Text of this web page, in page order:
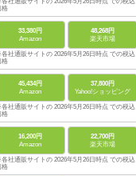
格
33,380円
Amazon
48,268円
楽天市場
社通販サイトの 2026年5月26日時点 での税込
格
45,434円
Amazon
37,800円
Yahoo!ショッピング
社通販サイトの 2026年5月26日時点 での税込
格
16,200円
Amazon
22,700円
楽天市場
社通販サイトの 2026年5月26日時点 での税込
格